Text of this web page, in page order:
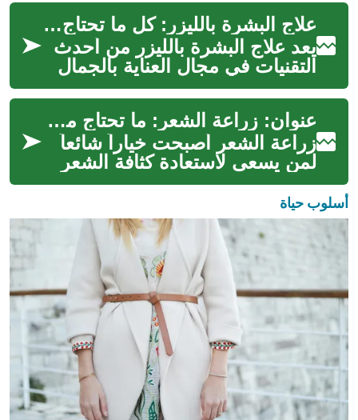
واسعة من مشاكل الجلد. يعد ه...
علاج البشرة بالليزر: كل ما تحتاج معرفته
يعد علاج البشرة بالليزر من أحدث
التقنيات في مجال العناية بالجمال
والصحة. يستخدم هذا العلاج تقنية
الليزر المتطورة لمعا...
عنوان: زراعة الشعر: ما تحتاج معرفته عن العملية والنتائج الجمالية
زراعة الشعر أصبحت خياراً شائعاً
لمن يسعى لاستعادة كثافة الشعر
وتحسين المظهر العام، سواء على
فروة الرأس أو حتى للحواجب...
أسلوب حياة